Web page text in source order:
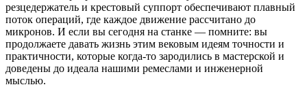
резцедержатель и крестовый суппорт обеспечивают плавный
поток операций, где каждое движение рассчитано до
микронов. И если вы сегодня на станке — помните: вы
продолжаете давать жизнь этим вековым идеям точности и
практичности, которые когда-то зародились в мастерской и
доведены до идеала нашими ремеслами и инженерной
мыслью.